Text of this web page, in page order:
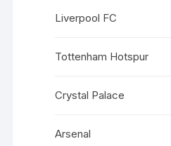
Liverpool FC
Tottenham Hotspur
Crystal Palace
Arsenal